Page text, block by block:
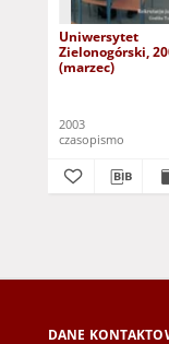
Uniwersytet
Zielonogórski,
(marzec)
2003
czasopismo
DANE